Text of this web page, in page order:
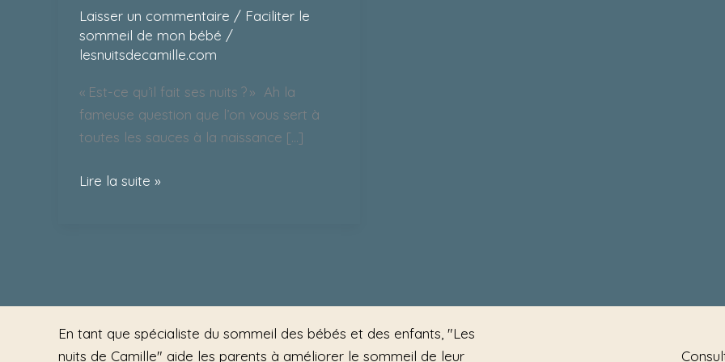
Laisser un commentaire / Faciliter le
sommeil de mon bébé /
lesnuitsdecamille.com
« Est-ce qu’il fait ses nuits ? » Ah la
fameuse question que l’on vous sert à
toutes les sauces à la naissance […]
Lire la suite »
En tant que spécialiste du sommeil des bébés et des enfants, "Les
nuits de Camille" aide les parents à améliorer le sommeil de leur